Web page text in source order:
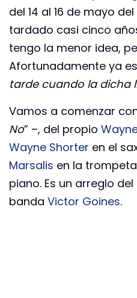
del 14 al 16 de mayo
tardado casi cinco
tengo la menor idea,
Afortunadamente ya
tarde cuando la dicha
Vamos a comenzar
No” –, del propio
Wayne Shorter en el
Marsalis en la
piano. Es un arreglo
banda Victor Goines.